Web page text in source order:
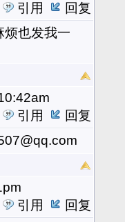
引用
回复
也发我一
引用
回复
引用
回复